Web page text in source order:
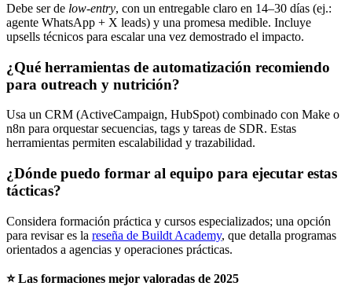
Debe ser de low‑entry, con un entregable claro en 14–30 días (ej.:
agente WhatsApp + X leads) y una promesa medible. Incluye
upsells técnicos para escalar una vez demostrado el impacto.
¿Qué herramientas de automatización recomiendo
para outreach y nutrición?
Usa un CRM (ActiveCampaign, HubSpot) combinado con Make o
n8n para orquestar secuencias, tags y tareas de SDR. Estas
herramientas permiten escalabilidad y trazabilidad.
¿Dónde puedo formar al equipo para ejecutar estas
tácticas?
Considera formación práctica y cursos especializados; una opción
para revisar es la reseña de Buildt Academy, que detalla programas
orientados a agencias y operaciones prácticas.
⭐ Las formaciones mejor valoradas de 2025